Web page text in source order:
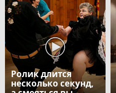
Ролик длится
несколько секунд,